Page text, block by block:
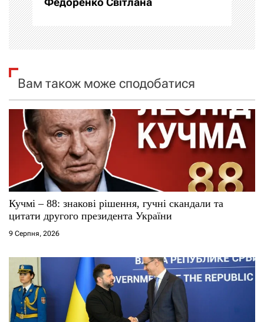
а
ц
і
я
и
с
Вам також може сподобатися
Кучмі – 88: знакові рішення, гучні скандали та
цитати другого президента України
9 Серпня, 2026